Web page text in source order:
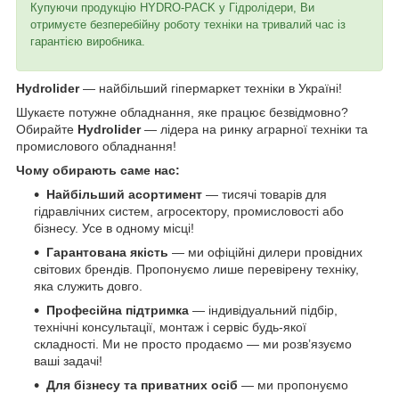
Купуючи продукцію HYDRO-PACK у Гідролідери, Ви
отримуєте безперебійну роботу техніки на тривалий час із
гарантією виробника.
Hydrolider— найбільший гіпермаркет техніки в Україні!
Шукаєте потужне обладнання, яке працює безвідмовно?
Обирайте Hydrolider— лідера на ринку аграрної техніки та
промислового обладнання!
Чому обирають саме нас:
Найбільший асортимент — тисячі товарів для
гідравлічних систем, агросектору, промисловості або
бізнесу. Усе в одному місці!
Гарантована якість — ми офіційні дилери провідних
світових брендів. Пропонуємо лише перевірену техніку,
яка служить довго.
Професійна підтримка — індивідуальний підбір,
технічні консультації, монтаж і сервіс будь-якої
складності. Ми не просто продаємо — ми розв’язуємо
ваші задачі!
Для бізнесу та приватних осіб — ми пропонуємо